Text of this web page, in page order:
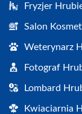
Fryzjer
Salon
Weterynarz
Fotograf
Lombard
Kwiaciarnia